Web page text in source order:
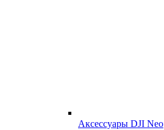
Аксессуары DJI Neo